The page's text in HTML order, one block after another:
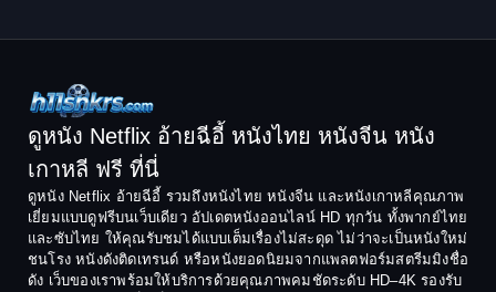
ดูหนัง Netflix อ้ายฉีอี้ หนังไทย หนังจีน หนัง
เกาหลี ฟรี ที่นี่
ดูหนัง Netflix อ้ายฉีอี้ รวมถึงหนังไทย หนังจีน และหนังเกาหลีคุณภาพ
เยี่ยมแบบดูฟรีบนเว็บเดียว อัปเดตหนังออนไลน์ HD ทุกวัน ทั้งพากย์ไทย
และซับไทย ให้คุณรับชมได้แบบเต็มเรื่องไม่สะดุด ไม่ว่าจะเป็นหนังใหม่
ชนโรง หนังดังติดเทรนด์ หรือหนังยอดนิยมจากแพลตฟอร์มสตรีมมิงชื่อ
ดัง เว็บของเราพร้อมให้บริการด้วยคุณภาพคมชัดระดับ HD–4K รองรับ